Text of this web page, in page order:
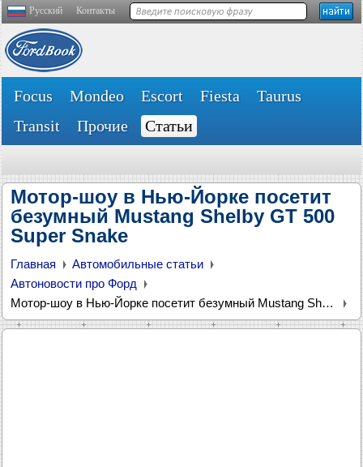
Русский Контакты
Focus Mondeo Escort Fiesta
Taurus
Transit
Прочие Статьи
Мотор-шоу в Нью-Йорке посетит
безумный Mustang Shelby GT 500
Super Snake
Главная
Автомобильные статьи
Автоновости про Форд
Мотор-шоу в Нью-Йорке посетит безумный Mustang Shelby GT 500 Super Snake